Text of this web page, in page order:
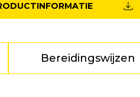
Bereidingswijzen